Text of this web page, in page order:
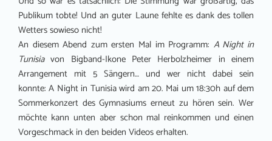
Publikum tobte! Und an guter Laune fehlte es dank des tollen
Wetters sowieso nicht!
An diesem Abend zum ersten Mal im Programm: A Night in
Tunisiavon Bigband-Ikone Peter Herbolzheimer in einem
Arrangement mit 5 Sängern… und wer nicht dabei sein
konnte: A Night in Tunisia wird am 20. Mai um 18:30h auf dem
Sommerkonzert des Gymnasiums erneut zu hören sein. Wer
möchte kann unten aber schon mal reinkommen und einen
Vorgeschmack in den beiden Videos erhalten.